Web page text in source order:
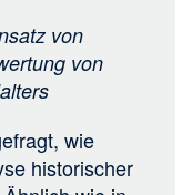
von
von
wie
historischer